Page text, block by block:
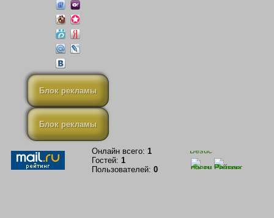
Блок рекламы
Блок рекламы
Онлайн всего: 1
Гостей: 1
Пользователей: 0